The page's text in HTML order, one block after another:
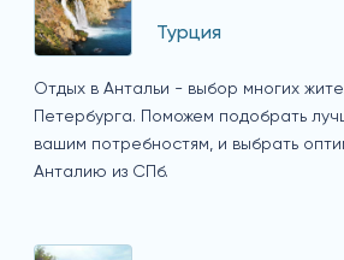
Турция
Отдых в Антальи - выбор многих
Петербурга. Поможем подобрать
вашим потребностям, и выбрать
Анталию из СПб.